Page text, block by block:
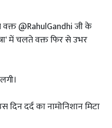
@RahulGandhiजी के
में चलते वक्त फिर से उभर
दर्द का नामोनिशान मिटा